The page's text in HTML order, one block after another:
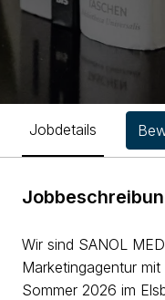
Jobdetails
Wir sind SANOL
Marketingagentur
Sommer 2026 im